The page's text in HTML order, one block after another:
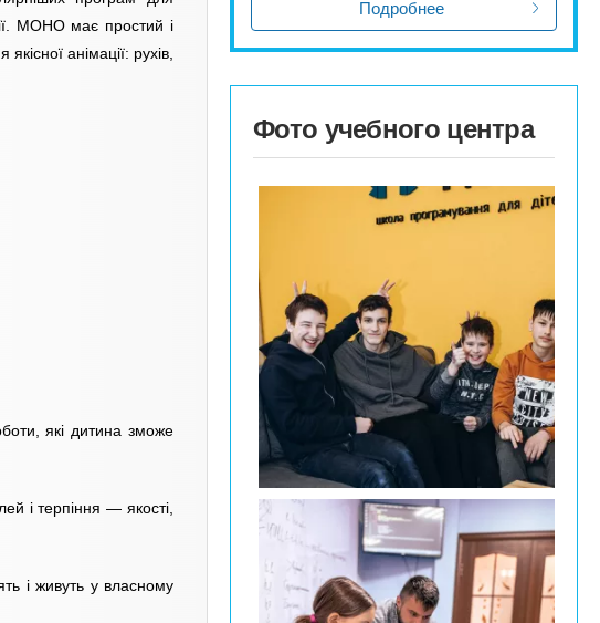
MOHO має простий і
анімації: рухів,
які дитина зможе
і терпіння — якості,
і живуть у власному
Подробнее
Фото учебного центра